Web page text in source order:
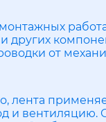
других
от
лента
и